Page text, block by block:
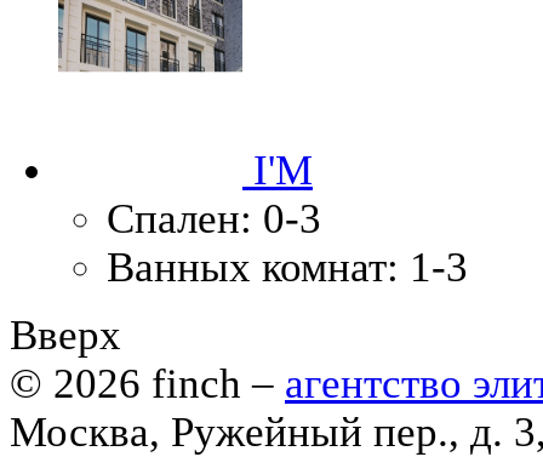
I'M
Спален: 0-3
Ванных комнат: 1-3
Вверх
© 2026 finch – агентство
Москва, Ружейный пер., д.